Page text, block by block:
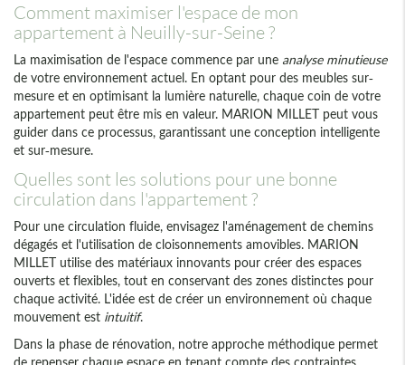
Comment maximiser l'espace de mon
appartement à Neuilly-sur-Seine ?
La maximisation de l'espace commence par une analyse minutieuse
de votre environnement actuel. En optant pour des meubles sur-
mesure et en optimisant la lumière naturelle, chaque coin de votre
appartement peut être mis en valeur. MARION MILLET peut vous
guider dans ce processus, garantissant une conception intelligente
et sur-mesure.
Quelles sont les solutions pour une bonne
circulation dans l'appartement ?
Pour une circulation fluide, envisagez l'aménagement de chemins
dégagés et l'utilisation de cloisonnements amovibles. MARION
MILLET utilise des matériaux innovants pour créer des espaces
ouverts et flexibles, tout en conservant des zones distinctes pour
chaque activité. L'idée est de créer un environnement où chaque
mouvement est intuitif.
Dans la phase de rénovation, notre approche méthodique permet